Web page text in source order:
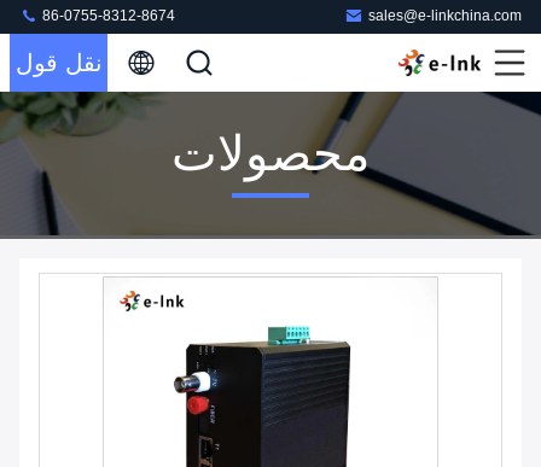
sales@e-linkchina.com
86-0755-8312-8674
نقل قول
محصولات